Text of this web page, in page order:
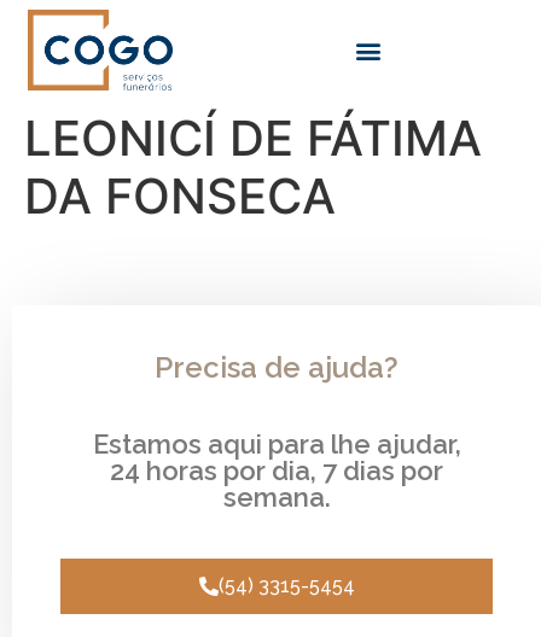
LEONICÍ DE FÁTIMA
DA FONSECA
Precisa de ajuda?
Estamos aqui para lhe ajudar,
24 horas por dia, 7 dias por
semana.
(54) 3315-5454